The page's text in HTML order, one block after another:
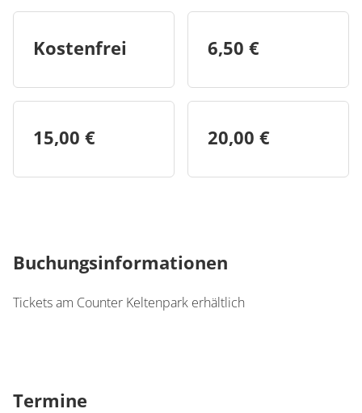
Kostenfrei 6,50 €
15,00 € 20,00 €
Buchungsinformationen
Tickets am Counter Keltenpark erhältlich
Termine